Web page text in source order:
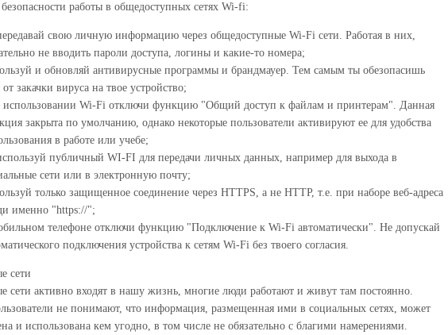
работы в общедоступных сетях Wi-fi:
свою личную информацию через общедоступные Wi-Fi сети. Работая в них,
не вводить пароли доступа, логины и какие-то номера;
и обновляй антивирусные программы и брандмауер. Тем самым ты обезопасишь
от закачки вируса на твое устройство;
Wi-Fi отключи функцию "Общий доступ к файлам и принтерам". Данная
закрыта по умолчанию, однако некоторые пользователи активируют ее для удобства
в работе или учебе;
публичный WI-FI для передачи личных данных, например для выхода в
сети или в электронную почту;
только защищенное соединение через HTTPS, а не HTTP, т.е. при наборе веб-адреса
именно "https://";
телефоне отключи функцию "Подключение к Wi-Fi автоматически". Не допускай
подключения устройства к сетям Wi-Fi без твоего согласия.
сети
сети активно входят в нашу жизнь, многие люди работают и живут там постоянно.
не понимают, что информация, размещенная ими в социальных сетях, может
и использована кем угодно, в том числе не обязательно с благими намерениями.